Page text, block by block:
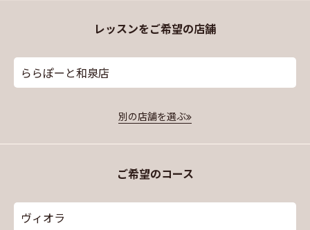
レッスンをご希望の店舗
ららぽーと和泉店
別の店舗を選ぶ
ご希望のコース
ヴィオラ